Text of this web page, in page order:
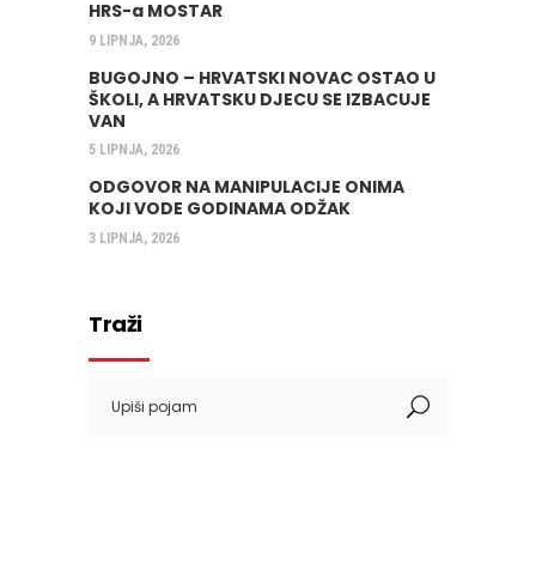
HRS-a MOSTAR
9 LIPNJA, 2026
BUGOJNO – HRVATSKI NOVAC OSTAO U
ŠKOLI, A HRVATSKU DJECU SE IZBACUJE
VAN
5 LIPNJA, 2026
ODGOVOR NA MANIPULACIJE ONIMA
KOJI VODE GODINAMA ODŽAK
3 LIPNJA, 2026
Traži
for: